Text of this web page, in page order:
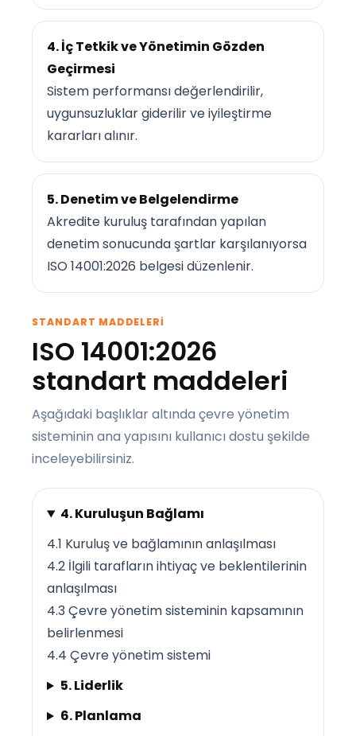
4. İç Tetkik ve Yönetimin Gözden
Geçirmesi
Sistem performansı değerlendirilir,
uygunsuzluklar giderilir ve iyileştirme
kararları alınır.
5. Denetim ve Belgelendirme
Akredite kuruluş tarafından yapılan
denetim sonucunda şartlar karşılanıyorsa
ISO 14001:2026 belgesi düzenlenir.
STANDART MADDELERI
ISO 14001:2026
standart maddeleri
Aşağıdaki başlıklar altında çevre yönetim
sisteminin ana yapısını kullanıcı dostu şekilde
inceleyebilirsiniz.
4. Kuruluşun Bağlamı
4.1 Kuruluş ve bağlamının anlaşılması
4.2 İlgili tarafların ihtiyaç ve beklentilerinin
anlaşılması
4.3 Çevre yönetim sisteminin kapsamının
belirlenmesi
4.4 Çevre yönetim sistemi
5. Liderlik
6. Planlama